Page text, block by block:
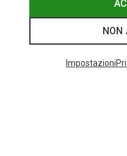
I più cercati
NON
Impostazioni